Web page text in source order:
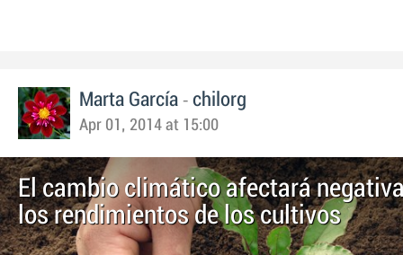
Marta García - chilorg
Apr 01, 2014 at 15:00
El cambio climático afectará
los rendimientos de los cultivos